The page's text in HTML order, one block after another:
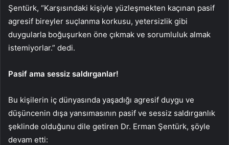
Şentürk, “Karşısındaki kişiyle yüzleşmekten kaçınan pasif
agresif bireyler suçlanma korkusu, yetersizlik gibi
duygularla boğuşurken öne çıkmak ve sorumluluk almak
istemiyorlar.” dedi.
Pasif ama sessiz saldırganlar!
Bu kişilerin iç dünyasında yaşadığı agresif duygu ve
düşüncenin dışa yansımasının pasif ve sessiz saldırganlık
şeklinde olduğunu dile getiren Dr. Erman Şentürk, şöyle
devam etti: